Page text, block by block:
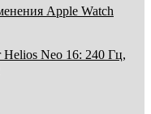
Apple Watch
Helios Neo 16: 240 Гц,